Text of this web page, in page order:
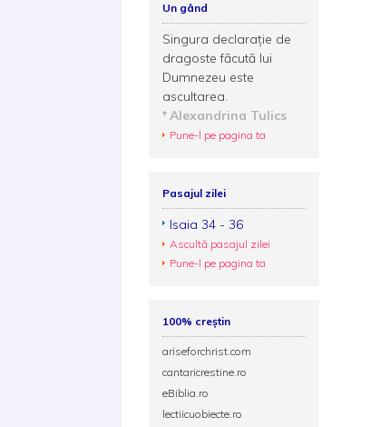
Un gând
Singura declarație de
dragoste făcută lui
Dumnezeu este
ascultarea.
Alexandrina Tulics
Pune-l pe pagina ta
Pasajul zilei
Isaia 34 - 36
Ascultă pasajul zilei
Pune-l pe pagina ta
100% creștin
ariseforchrist.com
cantaricrestine.ro
eBiblia.ro
lectiicuobiecte.ro